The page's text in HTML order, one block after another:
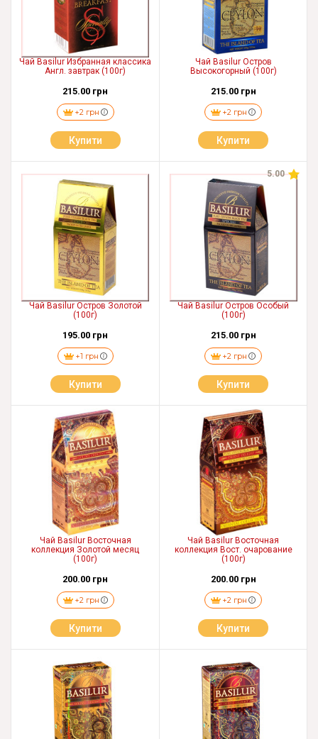
Чай Basilur Избранная классика
Англ. завтрак (100г)
215.00 грн
+2 грн
Купити
Чай Basilur Остров
Высокогорный (100г)
215.00 грн
+2 грн
Купити
Чай Basilur Остров Золотой
(100г)
195.00 грн
+1 грн
Купити
5.00
Чай Basilur Остров Особый
(100г)
215.00 грн
+2 грн
Купити
Чай Basilur Восточная
коллекция Золотой месяц
(100г)
200.00 грн
+2 грн
Купити
Чай Basilur Восточная
коллекция Вост. очарование
(100г)
200.00 грн
+2 грн
Купити